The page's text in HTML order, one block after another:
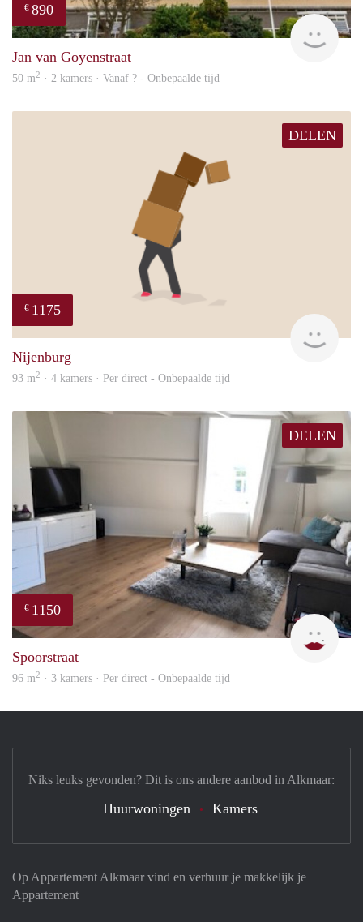
€ 890
Jan van Goyenstraat
50 m2 · 2 kamers · Vanaf ? - Onbepaalde tijd
DELEN
€ 1175
Nijenburg
93 m2 · 4 kamers · Per direct - Onbepaalde tijd
DELEN
€ 1150
Max
Spoorstraat
96 m2 · 3 kamers · Per direct - Onbepaalde tijd
Op Appartement Alkmaar vind en verhuur je makkelijk je
Appartement
Niks leuks gevonden? Dit is ons andere aanbod in Alkmaar:
Huurwoningen Kamers